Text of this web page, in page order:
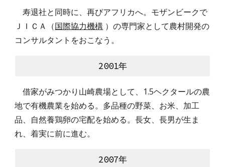
寿退社と同時に、再びアフリカへ。モザンビークで
ＪＩＣＡ（国際協力機構 ）の専門家として農村開発の
コンサルタントをおこなう。
2001年
借家がみつかり山崎農場として、1.5ヘクタールの農
地で有機農業を始める。多品種の野菜、お米、加工
品、自然養鶏卵の宅配を始める。長女、長男が生ま
れ、着実に前に進む。
2007年